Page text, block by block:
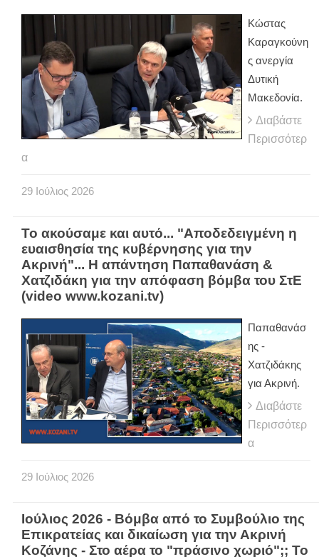
Κώστας
Καραγκούνη
ς ανεργία
Δυτική
Μακεδονία.
Διαβάστε
Περισσότερ
α
29 Ιούλιος 2026
Το ακούσαμε και αυτό... "Αποδεδειγμένη η
ευαισθησία της κυβέρνησης για την
Ακρινή"... Η απάντηση Παπαθανάση &
Χατζιδάκη για την απόφαση βόμβα του ΣτΕ
(video www.kozani.tv)
Παπαθανάσ
ης -
Χατζιδάκης
για Ακρινή.
Διαβάστε
Περισσότερ
α
29 Ιούλιος 2026
Ιούλιος 2026 - Βόμβα από το Συμβούλιο της
Επικρατείας και δικαίωση για την Ακρινή
Κοζάνης - Στο αέρα το "πράσινο χωριό";; Το